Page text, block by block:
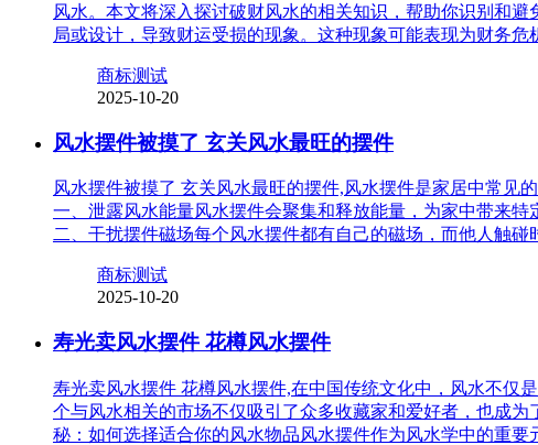
风水。本文将深入探讨破财风水的相关知识，帮助你识别和
局或设计，导致财运受损的现象。这种现象可能表现为财务
商标测试
2025-10-20
风水摆件被摸了 玄关风水最旺的摆件
风水摆件被摸了 玄关风水最旺的摆件,风水摆件是家居中常见
一、泄露风水能量风水摆件会聚集和释放能量，为家中带来
二、干扰摆件磁场每个风水摆件都有自己的磁场，而他人触
商标测试
2025-10-20
寿光卖风水摆件 花樽风水摆件
寿光卖风水摆件 花樽风水摆件,在中国传统文化中，风水不仅
个与风水相关的市场不仅吸引了众多收藏家和爱好者，也成
秘：如何选择适合你的风水物品风水摆件作为风水学中的重